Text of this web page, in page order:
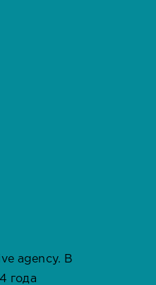
agency. В
года